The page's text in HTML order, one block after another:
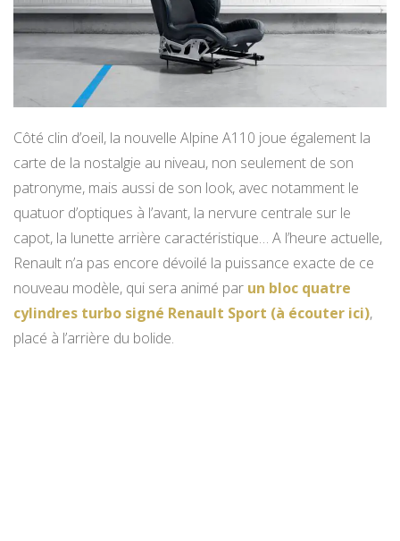
Côté clin d’oeil, la nouvelle Alpine A110 joue également la
carte de la nostalgie au niveau, non seulement de son
patronyme, mais aussi de son look, avec notamment le
quatuor d’optiques à l’avant, la nervure centrale sur le
capot, la lunette arrière caractéristique… A l’heure actuelle,
Renault n’a pas encore dévoilé la puissance exacte de ce
nouveau modèle, qui sera animé par un bloc quatre
cylindres turbo signé Renault Sport (à écouter ici),
placé à l’arrière du bolide.